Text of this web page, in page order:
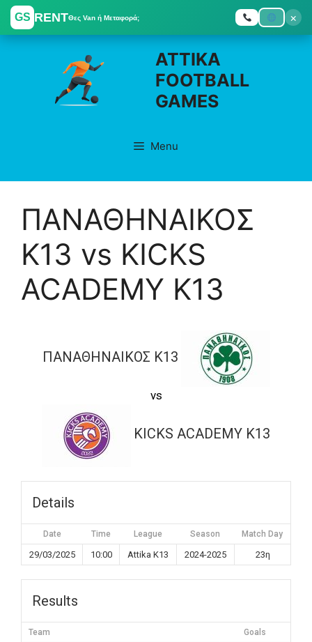
GS RENTΘες Van ή Μεταφορά;
×
Skip
ATTIKA
FOOTBALL
GAMES
Menu
ΠΑΝΑΘΗΝΑΙΚΟΣ
K13 vs KICKS
ACADEMY K13
ΠΑΝΑΘΗΝΑΙΚΟΣ K13
vs
KICKS ACADEMY K13
Details
Date Time League Season Match Day
29/03/2025 10:00 Attika K13 2024-2025 23η
Results
Team Goals